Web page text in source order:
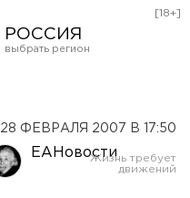
РОССИЯ
Оренбург
[18+]
28 ФЕВРАЛЯ 2007 В 17:50
ЕАНовости